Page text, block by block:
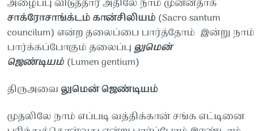
அழைப்புவிடுத்தார்அதிலே நாம்முன்னதாக
சாக்ரோசாங்க்டம்கான்சிலியம்(Sacro santum
councilum) என்றதலைப்பை பார்த்தோம் இன்று நாம்
பார்க்கப்போகும்தலைப்புலுமென்
ஜெண்டியம்(Lumen gentium)
திருஅவைலுமென் ஜெண்டியம்
முதலிலே நாம்எப்படிவத்திக்கான்சங்கஎட்டினை